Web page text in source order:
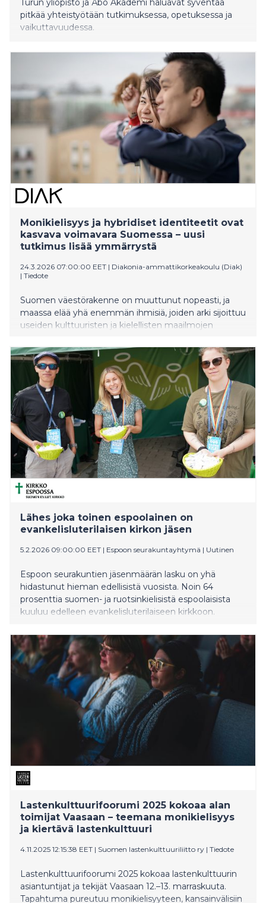
pitkää yhteistyötään tutkimuksessa, opetuksessa ja
vaikuttavuudessa.
Monikielisyys ja hybridiset identiteetit ovat
kasvava voimavara Suomessa – uusi
tutkimus lisää ymmärrystä
24.3.2026 07:00:00 EET | Diakonia-ammattikorkeakoulu (Diak)
| Tiedote
Suomen väestörakenne on muuttunut nopeasti, ja
maassa elää yhä enemmän ihmisiä, joiden arki sijoittuu
useiden kulttuuristen ja kielellisten maailmojen
kokonaisvaltaisen kuvan siitä, miten nämä niin
kutsutuissa hybriditiloissa elävät yksilöt kokevat kielen,
identiteetin, persoonallisuuden ja psykologiset
perustarpeet nyky-Suomessa.
Lähes joka toinen espoolainen on
evankelisluterilaisen kirkon jäsen
5.2.2026 09:00:00 EET | Espoon seurakuntayhtymä | Uutinen
Espoon seurakuntien jäsenmäärän lasku on yhä
hidastunut hieman edellisistä vuosista. Noin 64
prosenttia suomen- ja ruotsinkielisistä espoolaisista
kuuluu edelleen evankelisluterilaiseen kirkkoon.
Lastenkulttuurifoorumi 2025 kokoaa alan
toimijat Vaasaan – teemana monikielisyys
ja kiertävä lastenkulttuuri
4.11.2025 12:15:38 EET | Suomen lastenkulttuuriliitto ry | Tiedote
Lastenkulttuurifoorumi 2025 kokoaa lastenkulttuurin
asiantuntijat ja tekijät Vaasaan 12.–13. marraskuuta.
Tapahtuma pureutuu monikielisyyteen, kansainvälisiin